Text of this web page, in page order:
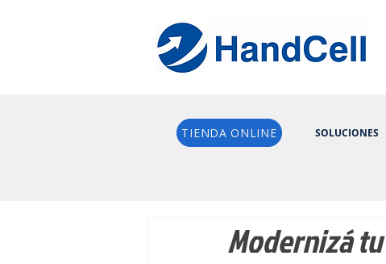
TIENDA ONLINE SOLUCIONES
Modernizá